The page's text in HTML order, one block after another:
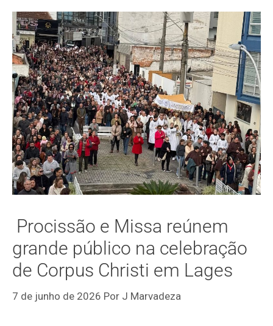
Procissão e Missa reúnem
grande público na celebração
de Corpus Christi em Lages
7 de junho de 2026 Por J Marvadeza